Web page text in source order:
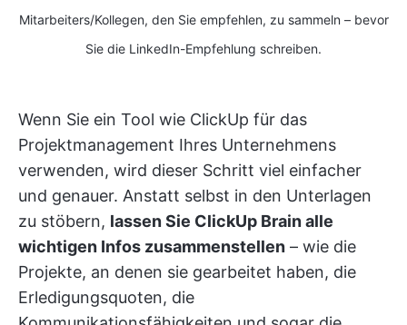
Mitarbeiters/Kollegen, den Sie empfehlen, zu sammeln – bevor
Sie die LinkedIn-Empfehlung schreiben.
Wenn Sie ein Tool wie ClickUp für das
Projektmanagement Ihres Unternehmens
verwenden, wird dieser Schritt viel einfacher
und genauer. Anstatt selbst in den Unterlagen
zu stöbern, lassen Sie ClickUp Brain alle
wichtigen Infos zusammenstellen – wie die
Projekte, an denen sie gearbeitet haben, die
Erledigungsquoten, die